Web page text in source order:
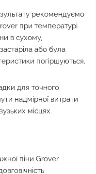
рекомендуємо
при температурі
в сухому,
або була
погіршуються.
для точного
надмірної витрати
місцях.
піни Grover